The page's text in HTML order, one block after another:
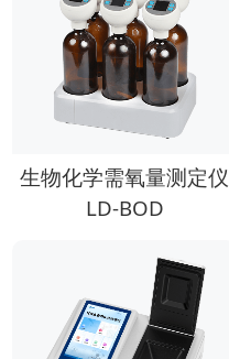
生物化学需氧量测定仪
LD-BOD